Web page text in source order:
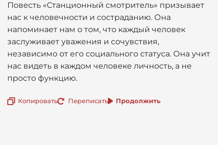
Повесть «Станционный смотритель» призывает
нас к человечности и состраданию. Она
напоминает нам о том, что каждый человек
заслуживает уважения и сочувствия,
независимо от его социального статуса. Она учит
нас видеть в каждом человеке личность, а не
просто функцию.
Копировать Переписать Продолжить